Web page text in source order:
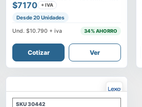
$7170 + IVA
Desde 20 Unidades
Und.$10.790 + iva 34% AHORRO
Cotizar Ver
SKU30442